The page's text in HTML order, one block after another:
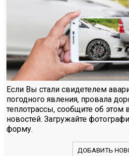
Если Вы стали свидетелем
погодного явления, провала
теплотрассы, сообщите об этом
новостей. Загружайте
форму.
ДОБАВИТЬ